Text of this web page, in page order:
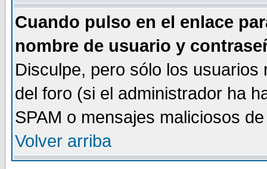
Cuando pulso en el enlace
nombre de usuario y
Disculpe, pero sólo los
del foro (si el administrador ha
SPAM o mensajes maliciosos
Volver arriba